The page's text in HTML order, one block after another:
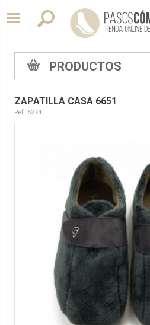
PRODUCTOS
ZAPATILLA CASA 6651
Ref. 6274